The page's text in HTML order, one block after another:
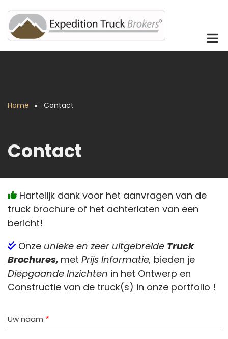
en
naar
de
Home Contact
Contact
Hartelijk dank voor het aanvragen van de
truck brochure of het achterlaten van een
bericht!
Onze unieke en zeer uitgebreide Truck
Brochures, met Prijs Informatie, bieden je
Diepgaande Inzichten in het Ontwerp en
Constructie van de truck(s) in onze portfolio !
Uw naam